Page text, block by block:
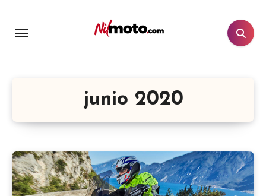
junio 2020